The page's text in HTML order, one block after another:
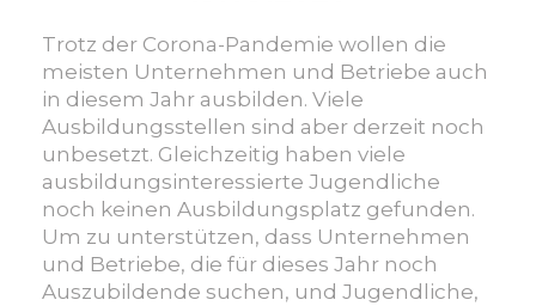
Trotz der Corona-Pandemie wollen die
meisten Unternehmen und Betriebe auch
in diesem Jahr ausbilden. Viele
Ausbildungsstellen sind aber derzeit noch
unbesetzt. Gleichzeitig haben viele
ausbildungsinteressierte Jugendliche
noch keinen Ausbildungsplatz gefunden.
Um zu unterstützen, dass Unternehmen
und Betriebe, die für dieses Jahr noch
Auszubildende suchen, und Jugendliche,